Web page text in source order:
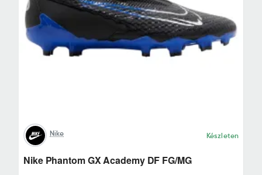
Nike Készleten
Nike Phantom GX Academy DF FG/MG